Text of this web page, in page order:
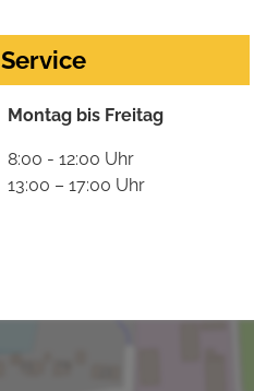
Service
Montag bis Freitag
8:00 - 12:00 Uhr
13:00 – 17:00 Uhr